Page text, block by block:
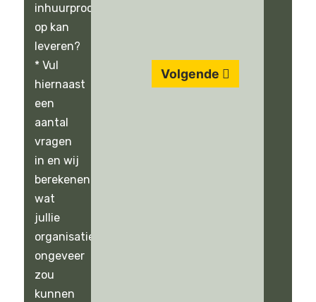
inhuurproces
op kan
leveren?
* Vul
hiernaast
een
aantal
vragen
in en wij
berekenen
wat
jullie
organisatie
ongeveer
zou
kunnen
Volgende